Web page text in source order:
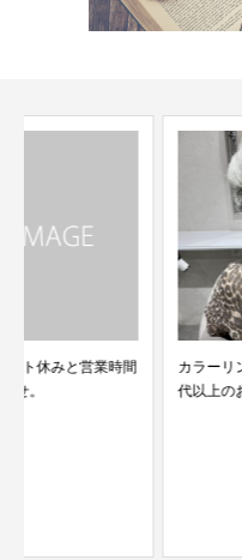
カラーリングやめる！60代・70
代以上のお勧めな髪...